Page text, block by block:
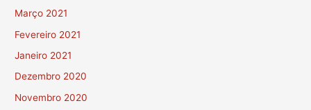
Março 2021
Fevereiro 2021
Janeiro 2021
Dezembro 2020
Novembro 2020